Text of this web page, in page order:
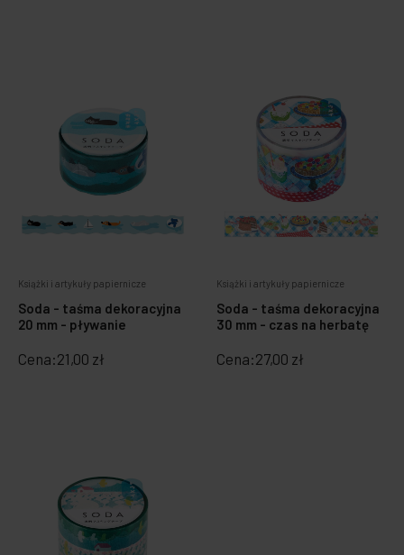
Książki i artykuły papiernicze
Soda - taśma dekoracyjna
20 mm - pływanie
Cena:21,00 zł
Książki i artykuły papiernicze
Soda - taśma dekoracyjna
30 mm - czas na herbatę
Cena:27,00 zł